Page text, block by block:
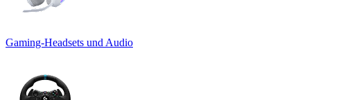
Gaming-Headsets und Audio